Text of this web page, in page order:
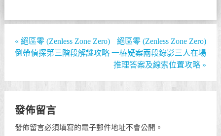
« 絕區零 (Zenless Zone Zero)
倒帶偵探第三階段解謎攻略
絕區零 (Zenless Zone Zero)
一樁疑案兩段錄影三人在場
推理答案及線索位置攻略 »
發佈留言
發佈留言必須填寫的電子郵件地址不會公開。